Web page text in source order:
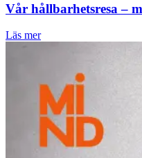
Vår hållbarhetsresa –
Läs mer